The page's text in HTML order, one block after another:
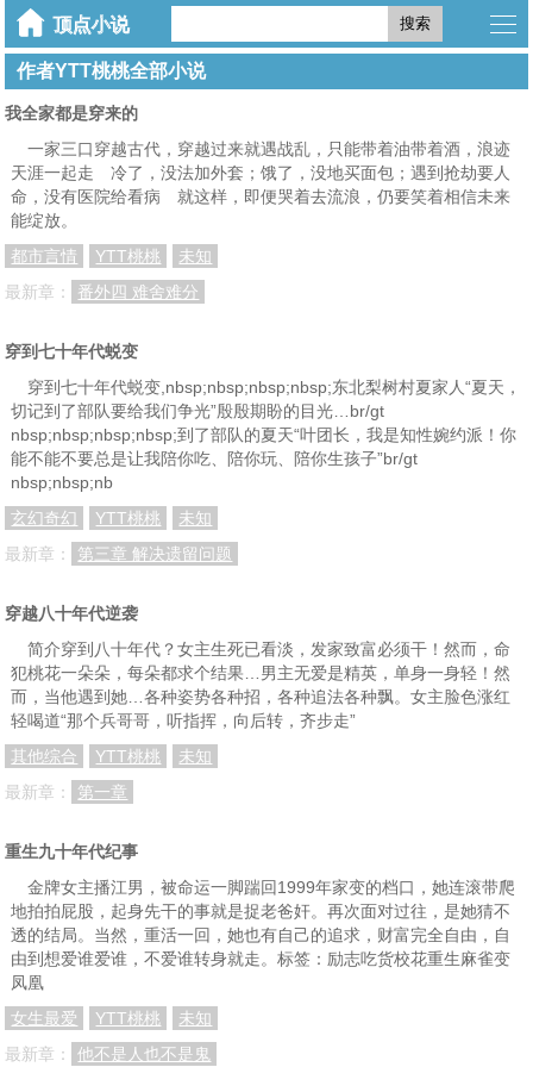
搜索
作者YTT桃桃全部小说
我全家都是穿来的
一家三口穿越古代，穿越过来就遇战乱，只能带着油带着酒，浪迹
天涯一起走 冷了，没法加外套；饿了，没地买面包；遇到抢劫要人
命，没有医院给看病 就这样，即便哭着去流浪，仍要笑着相信未来
能绽放。
都市言情
YTT桃桃
未知
最新章：
番外四 难舍难分
穿到七十年代蜕变
穿到七十年代蜕变,nbsp;nbsp;nbsp;nbsp;东北梨树村夏家人“夏天，
切记到了部队要给我们争光”殷殷期盼的目光…br/gt
nbsp;nbsp;nbsp;nbsp;到了部队的夏天“叶团长，我是知性婉约派！你
能不能不要总是让我陪你吃、陪你玩、陪你生孩子”br/gt
nbsp;nbsp;nb
玄幻奇幻
YTT桃桃
未知
最新章：
第三章 解决遗留问题
穿越八十年代逆袭
简介穿到八十年代？女主生死已看淡，发家致富必须干！然而，命
犯桃花一朵朵，每朵都求个结果…男主无爱是精英，单身一身轻！然
而，当他遇到她…各种姿势各种招，各种追法各种飘。女主脸色涨红
轻喝道“那个兵哥哥，听指挥，向后转，齐步走”
其他综合
YTT桃桃
未知
最新章：
第一章
重生九十年代纪事
金牌女主播江男，被命运一脚踹回1999年家变的档口，她连滚带爬
地拍拍屁股，起身先干的事就是捉老爸奸。再次面对过往，是她猜不
透的结局。当然，重活一回，她也有自己的追求，财富完全自由，自
由到想爱谁爱谁，不爱谁转身就走。标签：励志吃货校花重生麻雀变
凤凰
女生最爱
YTT桃桃
未知
最新章：
他不是人也不是鬼